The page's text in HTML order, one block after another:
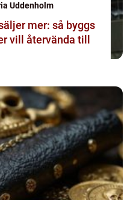
Uddenholm
mer: så byggs
vill återvända till